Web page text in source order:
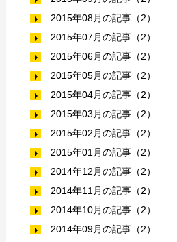
2015年08月の記事（2）
2015年07月の記事（2）
2015年06月の記事（2）
2015年05月の記事（2）
2015年04月の記事（2）
2015年03月の記事（2）
2015年02月の記事（2）
2015年01月の記事（2）
2014年12月の記事（2）
2014年11月の記事（2）
2014年10月の記事（2）
2014年09月の記事（2）